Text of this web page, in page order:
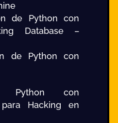
de Python con
Database –
de Python con
Python con
para Hacking en